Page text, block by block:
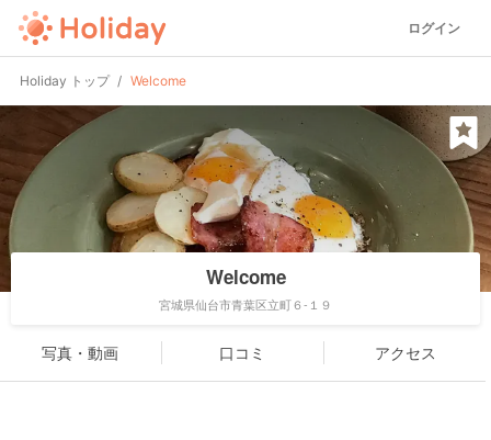
ログイン
Holiday トップ Welcome
Welcome
宮城県仙台市青葉区立町６-１９
写真・動画 口コミ アクセス